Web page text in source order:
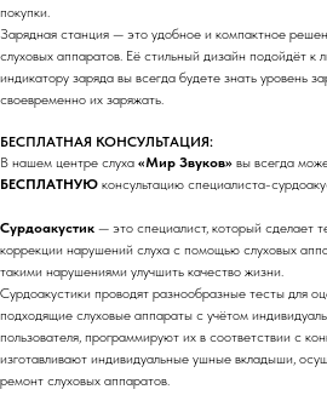
покупки.
Зарядная станция — это удобное и компактное
слуховых аппаратов. Её стильный дизайн подойдёт к
индикатору заряда вы всегда будете знать уровень
своевременно их заряжать.
БЕСПЛАТНАЯ КОНСУЛЬТАЦИЯ:
В нашем центре слуха «Мир Звуков» вы всегда
БЕСПЛАТНУЮ консультацию специалиста-
Сурдоакустик — это специалист, который сделает
коррекции нарушений слуха с помощью слуховых
такими нарушениями улучшить качество жизни.
Сурдоакустики проводят разнообразные тесты для
подходящие слуховые аппараты с учётом
пользователя, программируют их в соответствии с
изготавливают индивидуальные ушные вкладыши,
ремонт слуховых аппаратов.